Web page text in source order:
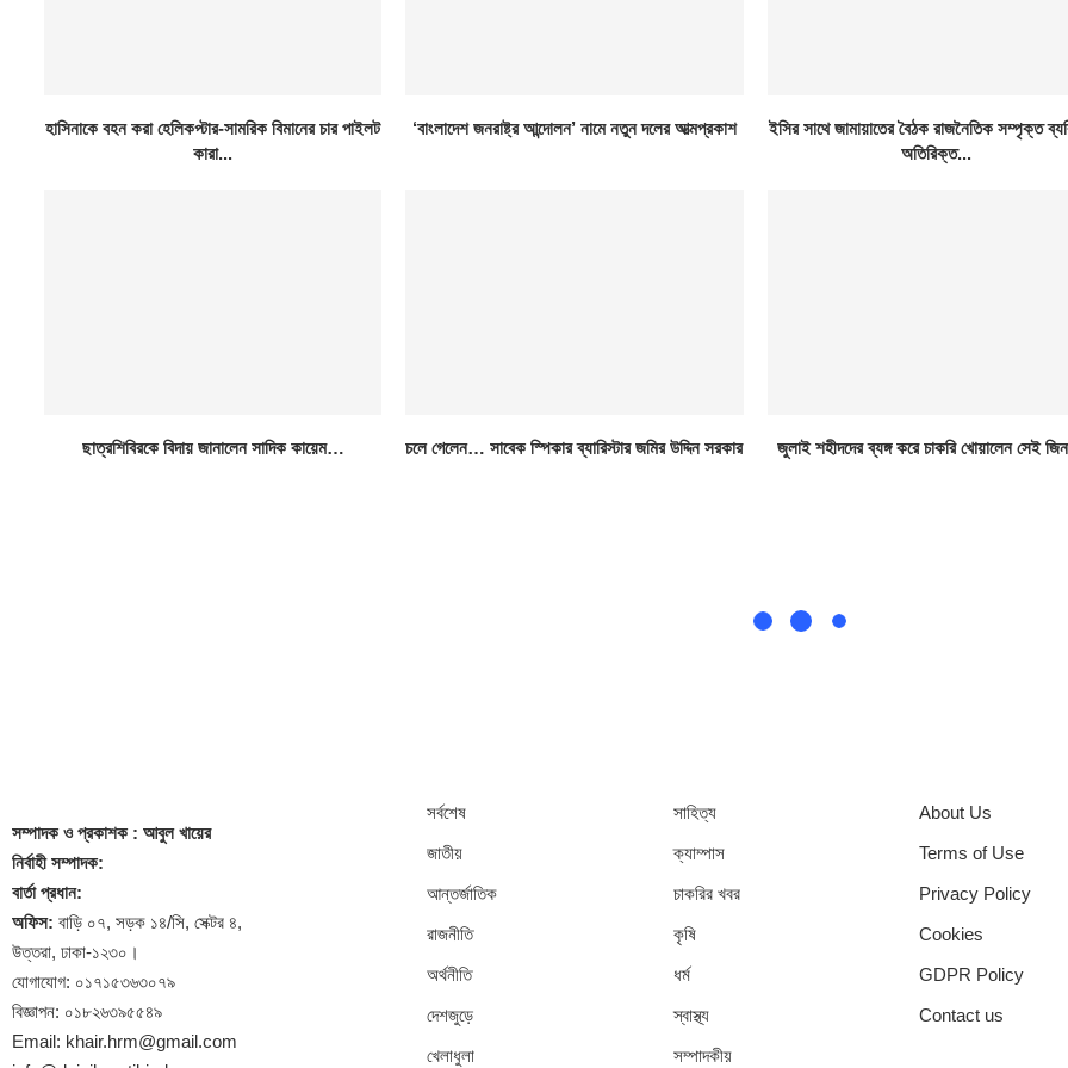
হাসিনাকে বহন করা হেলিকপ্টার-সামরিক বিমানের চার পাইলট
কারা...
‘বাংলাদেশ জনরাষ্ট্র আন্দোলন’ নামে নতুন দলের আত্মপ্রকাশ
ইসির সাথে জামায়াতের বৈঠক রাজনৈতিক সম্পৃক্ত
অতিরিক্ত...
ছাত্রশিবিরকে বিদায় জানালেন সাদিক কায়েম… চলে গেলেন… সাবেক স্পিকার ব্যারিস্টার জমির উদ্দিন সরকার জুলাই শহীদদের ব্যঙ্গ করে চাকরি খোয়ালেন সেই
সম্পাদকও প্রকাশক : আবুল খায়ের
নির্বাহী সম্পাদক:
বার্তা প্রধান:
অফিস: বাড়ি ০৭, সড়ক ১৪/সি, সেক্টর ৪,
উত্তরা, ঢাকা-১২৩০।
যোগাযোগ: ০১৭১৫৩৬৩০৭৯
বিজ্ঞাপন: ০১৮২৬৩৯৫৫৪৯
Email: khair.hrm@gmail.com
সর্বশেষ
জাতীয়
আন্তর্জাতিক
রাজনীতি
অর্থনীতি
দেশজুড়ে
খেলাধুলা
সাহিত্য
ক্যাম্পাস
চাকরির খবর
কৃষি
ধর্ম
স্বাস্থ্য
সম্পাদকীয়
About Us
Terms of Use
Privacy Policy
Cookies
GDPR Policy
Contact us